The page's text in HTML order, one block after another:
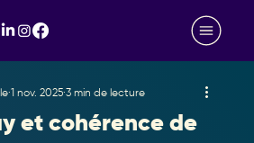
et cohérence de
1 nov. 2025 3 min de lecture